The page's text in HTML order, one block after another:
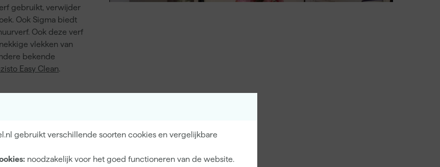
gebruikt verschillende soorten cookies en vergelijkbare
noodzakelijk voor het goed functioneren van de website.
gebruikt, verwijder
Ook Sigma biedt
Ook deze verf
vlekken van
bekende
Easy Clean.
te reinigen is,
test. Ze werden
te
het resultaat te